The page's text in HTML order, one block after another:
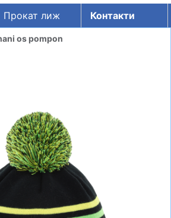
Прокат лиж
Контакти
ОКУЛЯРИ
os pompon